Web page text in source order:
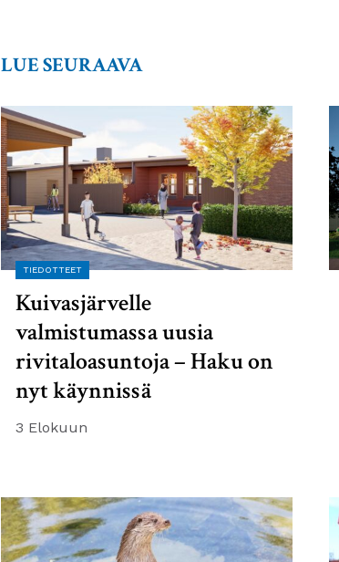
LUE SEURAAVA
TIEDOTTEET
Kuivasjärvelle
valmistumassa uusia
rivitaloasuntoja – Haku on
nyt käynnissä
3 Elokuun